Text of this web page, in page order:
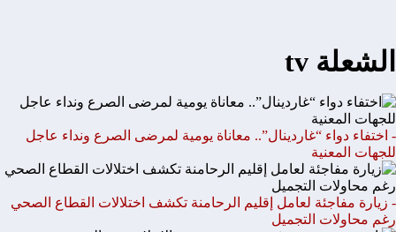
الشعلة tv
- اختفاء دواء “غاردينال”.. معاناة يومية لمرضى الصرع ونداء عاجل
للجهات المعنية
- زيارة مفاجئة لعامل إقليم الرحامنة تكشف اختلالات القطاع الصحي
رغم محاولات التجميل